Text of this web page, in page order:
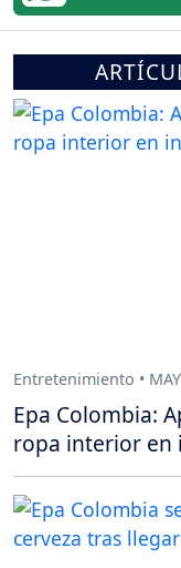
Entretenimiento •
Epa Colombia:
ropa interior en